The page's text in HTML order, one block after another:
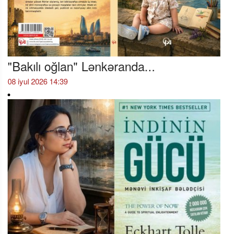
"Bakılı oğlan" Lənkəranda...
08 iyul 2026 14:39